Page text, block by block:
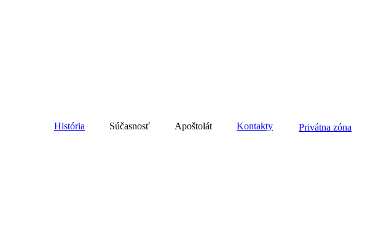
História Súčasnosť Apoštolát Kontakty Privátna zóna